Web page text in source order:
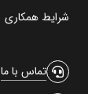
شرایط همکاری
تماس با ما